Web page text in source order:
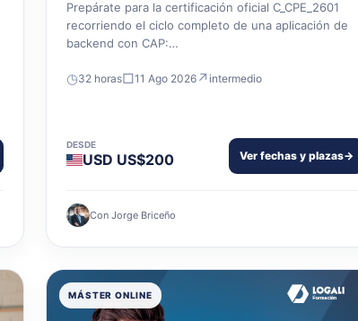
Prepárate para la certificación oficial C_CPE_2601
recorriendo el ciclo completo de una aplicación de
backend con CAP:…
◷32 horas□11 Ago 2026 ↗intermedio
DESDE
USD US$200 Ver fechas y plazas→
Con Jorge Briceño
MÁSTER ONLINE